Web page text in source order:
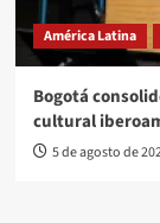
América Latina
Bogotá
cultural
5 de agosto de